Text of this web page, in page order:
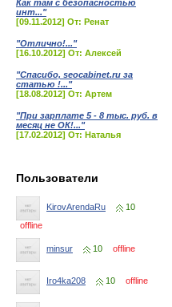
Как там с безопасностью
инт..."
[09.11.2012] От: Ренат
"Отлично!..."
[16.10.2012] От: Алексей
"Спасибо, seocabinet.ru за
статью !..."
[18.08.2012] От: Артем
"При зарплате 5 - 8 тыс. руб. в
месяц не ОК!..."
[17.02.2012] От: Наталья
Пользователи
KirovArendaRu
10
offline
minsur 10 offline
Iro4ka208 10 offline